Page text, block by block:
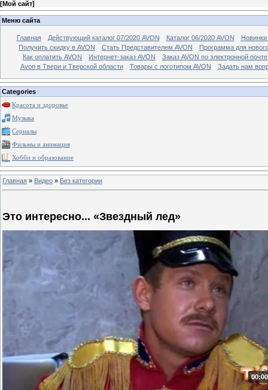
[Мой сайт]
Меню сайта
Главная Действующий каталог 07/2020 AVON Каталог 06/2020 AVON
Новинки
Получить скидку в AVON
Стать Представителем AVON
Программа для
Как оплатить AVON
Интернет-заказ AVON
Заказ AVON по электронной почте
Avon в Твери и Тверской области
Товары с логотипом AVON Задать нам
Categories
Красота и здоровье
Музыка
Сериалы
Фильмы и анимация
Хобби и образование
Главная » Видео » Без категории
Это интересно... «Звездный лед»